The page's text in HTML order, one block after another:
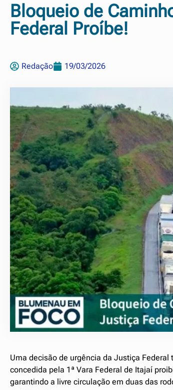
Bloqueio de
Federal Proíbe!
Redação 19/03/2026
Uma decisão de urgência da Justiça
concedida pela 1ª Vara Federal de Itajaí
garantindo a livre circulação em duas das